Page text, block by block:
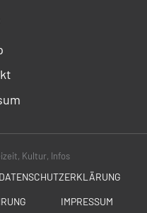
Kultur, Infos
DATENSCHUTZERKLÄRUNG
IMPRESSUM